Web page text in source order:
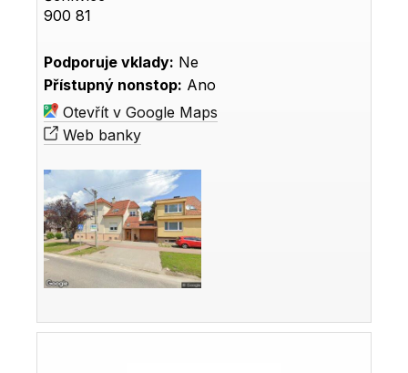
900 81
Podporuje vklady: Ne
Přístupný nonstop: Ano
Otevřít v Google Maps
Web banky